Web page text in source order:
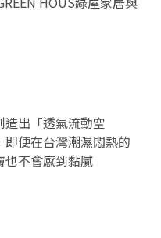
出「透氣流動空
便在台灣潮濕悶熱的
也不會感到黏膩